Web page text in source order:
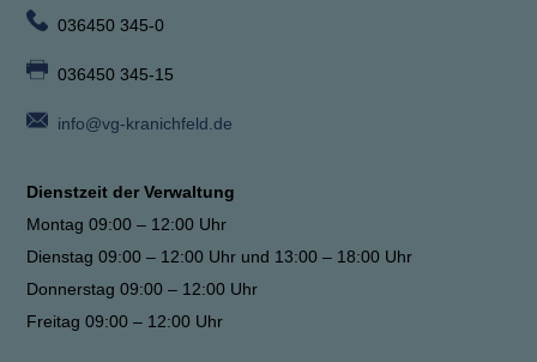
036450 345-0
036450 345-15
info@vg-kranichfeld.de
Dienstzeit der Verwaltung
Montag 09:00 – 12:00 Uhr
Dienstag 09:00 – 12:00 Uhr und 13:00 – 18:00 Uhr
Donnerstag 09:00 – 12:00 Uhr
Freitag 09:00 – 12:00 Uhr